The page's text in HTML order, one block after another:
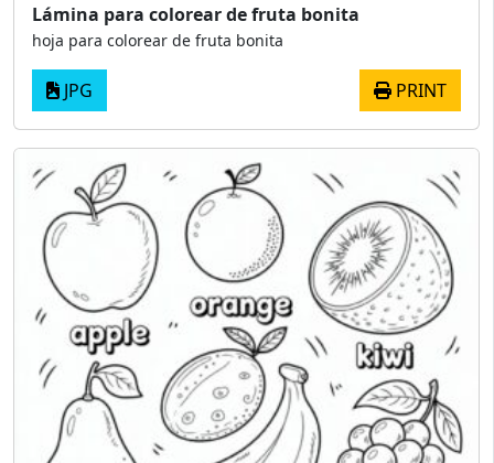
Lámina para colorear de fruta bonita
hoja para colorear de fruta bonita
JPG PRINT